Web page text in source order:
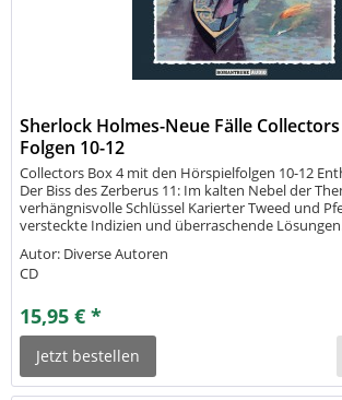
Sherlock Holmes-Neue Fälle
Folgen 10-12
Collectors Box 4 mit den Hörspielfolgen 10-12
Der Biss des Zerberus 11: Im kalten Nebel der
verhängnisvolle Schlüssel Karierter Tweed und
versteckte Indizien und überraschende
Autor: Diverse Autoren
CD
15,95 € *
Jetzt bestellen